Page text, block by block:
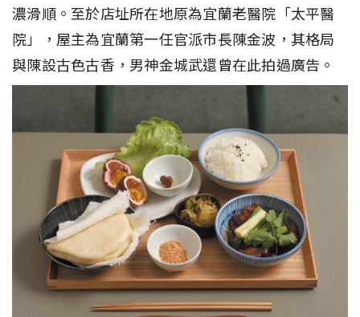
濃滑順。至於店址所在地原為宜蘭老醫院「太平醫
院」，屋主為宜蘭第一任官派市長陳金波，其格局
與陳設古色古香，男神金城武還曾在此拍過廣告。